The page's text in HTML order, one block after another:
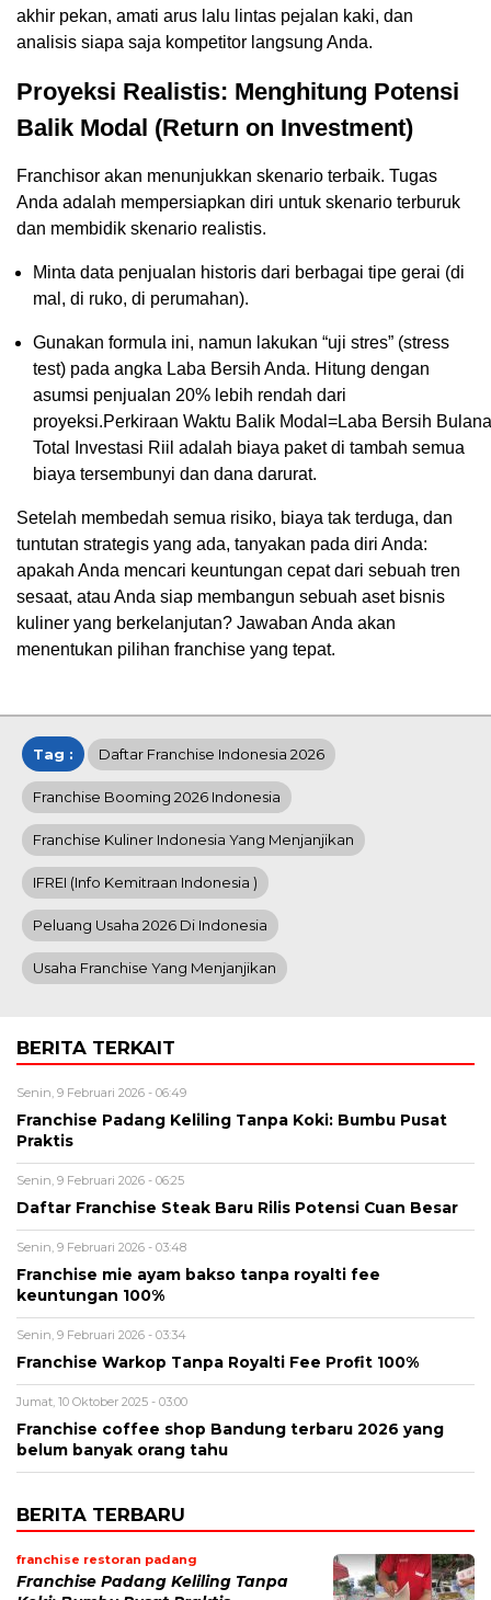
akhir pekan, amati arus lalu lintas pejalan kaki, dan
analisis siapa saja kompetitor langsung Anda.
Proyeksi Realistis: Menghitung Potensi
Balik Modal (Return on Investment)
Franchisor akan menunjukkan skenario terbaik. Tugas
Anda adalah mempersiapkan diri untuk skenario terburuk
dan membidik skenario realistis.
Minta data penjualan historis dari berbagai tipe gerai (di
mal, di ruko, di perumahan).
Gunakan formula ini, namun lakukan “uji stres” (stress
test) pada angka Laba Bersih Anda. Hitung dengan
asumsi penjualan 20% lebih rendah dari
proyeksi.Perkiraan Waktu Balik Modal=Laba Bersih
Total Investasi Riil adalah biaya paket di tambah semua
biaya tersembunyi dan dana darurat.
Setelah membedah semua risiko, biaya tak terduga, dan
tuntutan strategis yang ada, tanyakan pada diri Anda:
apakah Anda mencari keuntungan cepat dari sebuah tren
sesaat, atau Anda siap membangun sebuah aset bisnis
kuliner yang berkelanjutan? Jawaban Anda akan
menentukan pilihan franchise yang tepat.
Tag : Daftar Franchise Indonesia 2026
Franchise Booming 2026 Indonesia
Franchise Kuliner Indonesia Yang Menjanjikan
IFREI (info Kemitraan Indonesia )
Peluang Usaha 2026 Di Indonesia
Usaha Franchise Yang Menjanjikan
BERITA TERKAIT
Senin, 9 Februari 2026 - 06:49
Franchise Padang Keliling Tanpa Koki: Bumbu Pusat
Praktis
Senin, 9 Februari 2026 - 06:25
Daftar Franchise Steak Baru Rilis Potensi Cuan Besar
Senin, 9 Februari 2026 - 03:48
Franchise mie ayam bakso tanpa royalti fee
keuntungan 100%
Senin, 9 Februari 2026 - 03:34
Franchise Warkop Tanpa Royalti Fee Profit 100%
Jumat, 10 Oktober 2025 - 03:00
Franchise coffee shop Bandung terbaru 2026 yang
belum banyak orang tahu
BERITA TERBARU
franchise restoran padang
Franchise Padang Keliling Tanpa